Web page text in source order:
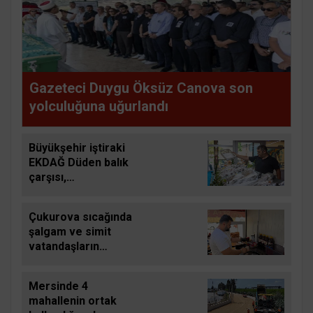
Gazeteci Duygu Öksüz Canova son
yolculuğuna uğurlandı
Büyükşehir iştiraki
EKDAĞ Düden balık
çarşısı,
Çukurova sıcağında
şalgam ve simit
vatandaşların
Mersinde 4
mahallenin ortak